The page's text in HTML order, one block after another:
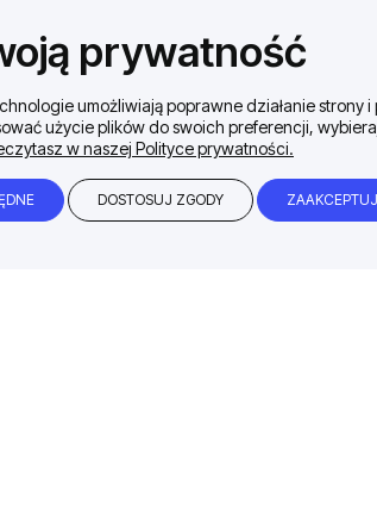
prywatność
umożliwiają poprawne działanie
użycie plików do swoich preferencji,
w naszej Polityce prywatności.
DOSTOSUJ ZGODY